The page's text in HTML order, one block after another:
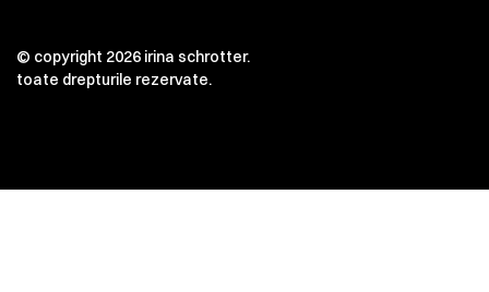
© copyright 2026 irina schrotter.
toate drepturile rezervate.